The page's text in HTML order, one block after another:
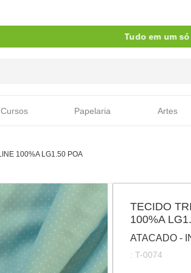
Tudo em um
Cursos Papelaria Artes
100%A LG1.50 POA
TECIDO
100%A
ATACADO -
: T-0074